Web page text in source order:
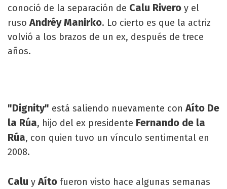
conoció de la separación de Calu Rivero y el
ruso Andréy Manirko. Lo cierto es que la actriz
volvió a los brazos de un ex, después de trece
años.
"Dignity" está saliendo nuevamente conAíto De
la Rúa, hijo del ex presidente Fernando de la
Rúa, con quien tuvo un vínculo sentimental en
2008.
Calu yAíto fueron visto hace algunas semanas